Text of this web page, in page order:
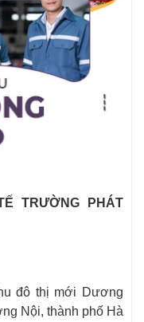
TRƯỜNG PHÁT
đô thị mới Dương
Nội, thành phố Hà